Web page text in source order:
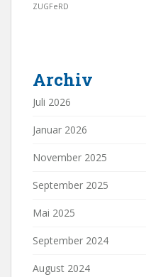
ZUGFeRD
Archiv
Juli 2026
Januar 2026
November 2025
September 2025
Mai 2025
September 2024
August 2024